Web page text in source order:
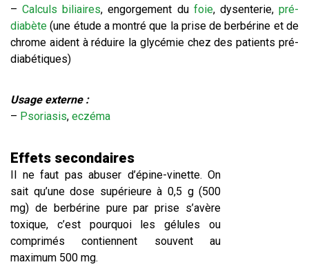
–Calculs biliaires, engorgement du foie, dysenterie,pré-
diabète (une étude a montré que la prise de berbérine et de
chrome aident à réduire la glycémie chez des patients pré-
diabétiques)
Usage externe :
– Psoriasis, eczéma
Effets secondaires
Il ne faut pas abuser d’épine-vinette. On
sait qu’une dose supérieure à 0,5 g (500
mg) de berbérine pure par prise s’avère
toxique, c’est pourquoi les gélules ou
comprimés contiennent souvent au
maximum 500 mg.